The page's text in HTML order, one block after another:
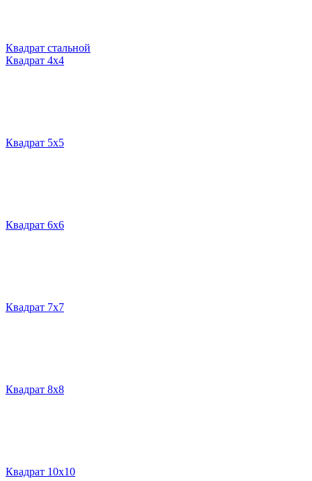
Квадрат стальной
Квадрат 4х4
Квадрат 5х5
Квадрат 6х6
Квадрат 7х7
Квадрат 8х8
Квадрат 10х10